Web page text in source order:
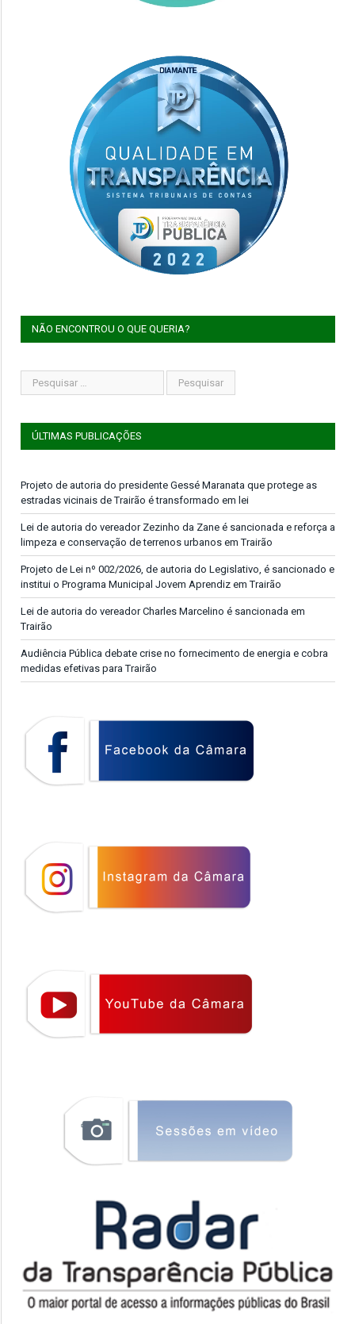
NÃO ENCONTROU O QUE QUERIA?
ÚLTIMAS PUBLICAÇÕES
Projeto de autoria do presidente Gessé Maranata que protege as
estradas vicinais de Trairão é transformado em lei
Lei de autoria do vereador Zezinho da Zane é sancionada e reforça a
limpeza e conservação de terrenos urbanos em Trairão
Projeto de Lei nº 002/2026, de autoria do Legislativo, é sancionado e
institui o Programa Municipal Jovem Aprendiz em Trairão
Lei de autoria do vereador Charles Marcelino é sancionada em
Trairão
Audiência Pública debate crise no fornecimento de energia e cobra
medidas efetivas para Trairão